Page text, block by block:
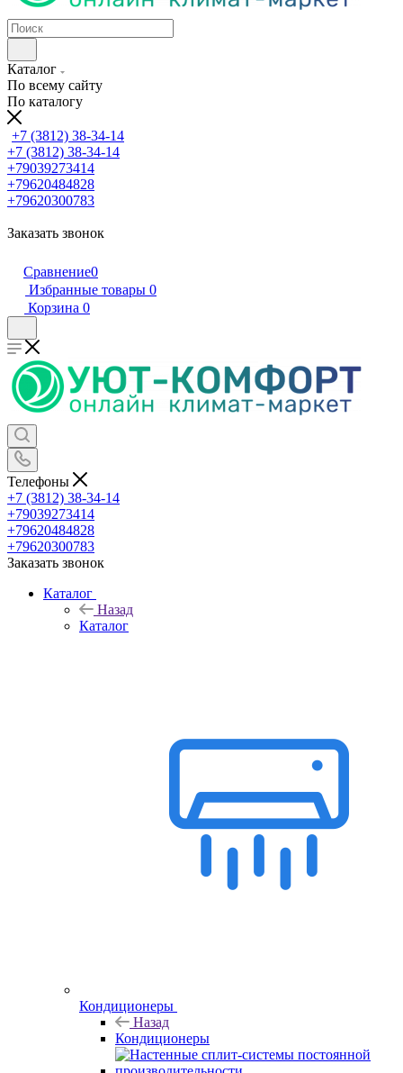
Каталог
По всему сайту
По каталогу
+7 (3812) 38-34-14
+7 (3812) 38-34-14
+79039273414
+79620484828
+79620300783
Заказать звонок
Сравнение0
Избранные товары 0
Корзина 0
Телефоны
+7 (3812) 38-34-14
+79039273414
+79620484828
+79620300783
Заказать звонок
Каталог
Назад
Каталог
Кондиционеры
Назад
Кондиционеры